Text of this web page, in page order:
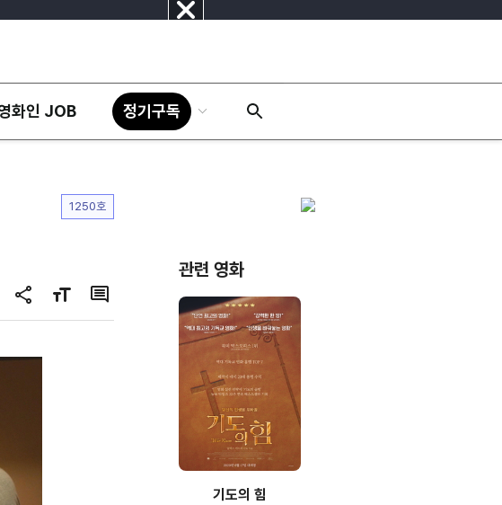
닫
화인 JOB 정기구독
1250호
공
유
기
글
자
댓
글
관련 영화
기도의 힘